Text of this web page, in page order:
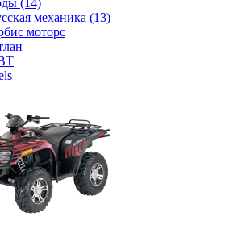
механика (13)
моторс